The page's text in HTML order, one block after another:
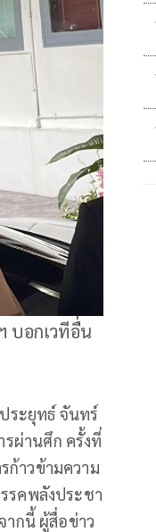
บอกเวทีอื่น
ระยุทธ์ จันทร์
ผ่านศึก ครั้งที่
ก้าวข้ามความ
รคพลังประชา
ากนี้ ผู้สื่อข่าว